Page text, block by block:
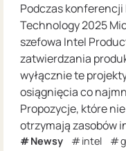
Podczas konferencji
Technology 2025
szefowa Intel
zatwierdzania
wyłącznie te
osiągnięcia co
Propozycje, które
otrzymają zasobów
Newsy intel